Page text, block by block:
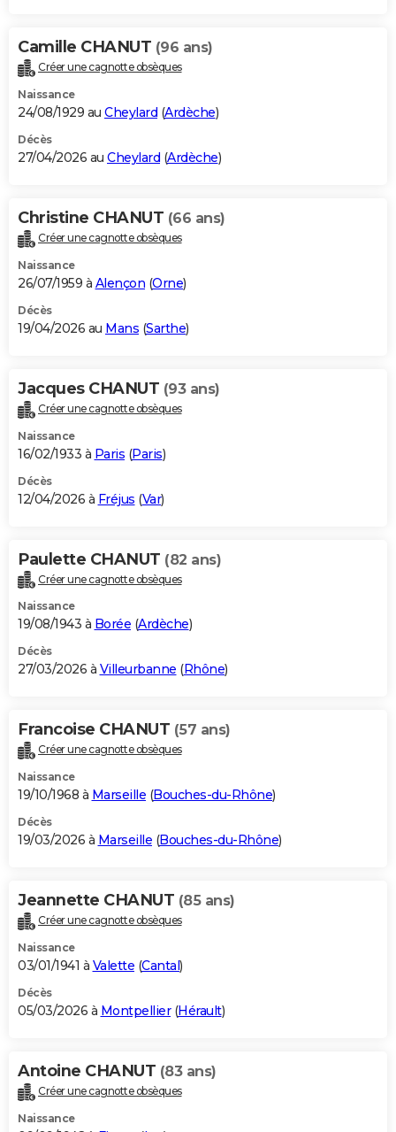
Camille CHANUT (96 ans)
Créer une cagnotte obsèques
Naissance
24/08/1929 au Cheylard (Ardèche)
Décès
27/04/2026 au Cheylard (Ardèche)
Christine CHANUT (66 ans)
Créer une cagnotte obsèques
Naissance
26/07/1959 à Alençon (Orne)
Décès
19/04/2026 au Mans (Sarthe)
Jacques CHANUT (93 ans)
Créer une cagnotte obsèques
Naissance
16/02/1933 à Paris (Paris)
Décès
12/04/2026 à Fréjus (Var)
Paulette CHANUT (82 ans)
Créer une cagnotte obsèques
Naissance
19/08/1943 à Borée (Ardèche)
Décès
27/03/2026 à Villeurbanne (Rhône)
Francoise CHANUT (57 ans)
Créer une cagnotte obsèques
Naissance
19/10/1968 à Marseille (Bouches-du-Rhône)
Décès
19/03/2026 à Marseille (Bouches-du-Rhône)
Jeannette CHANUT (85 ans)
Créer une cagnotte obsèques
Naissance
03/01/1941 à Valette (Cantal)
Décès
05/03/2026 à Montpellier(Hérault)
Antoine CHANUT (83 ans)
Créer une cagnotte obsèques
Naissance